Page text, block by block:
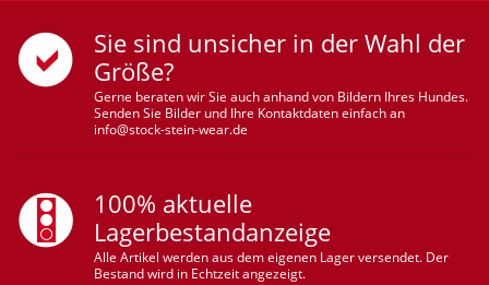
Sie sind unsicher in der Wahl der
Größe?
Gerne beraten wir Sie auch anhand von Bildern Ihres Hundes.
Senden Sie Bilder und Ihre Kontaktdaten einfach an
info@stock-stein-wear.de
100% aktuelle
Lagerbestandanzeige
Alle Artikel werden aus dem eigenen Lager versendet. Der
Bestand wird in Echtzeit angezeigt.